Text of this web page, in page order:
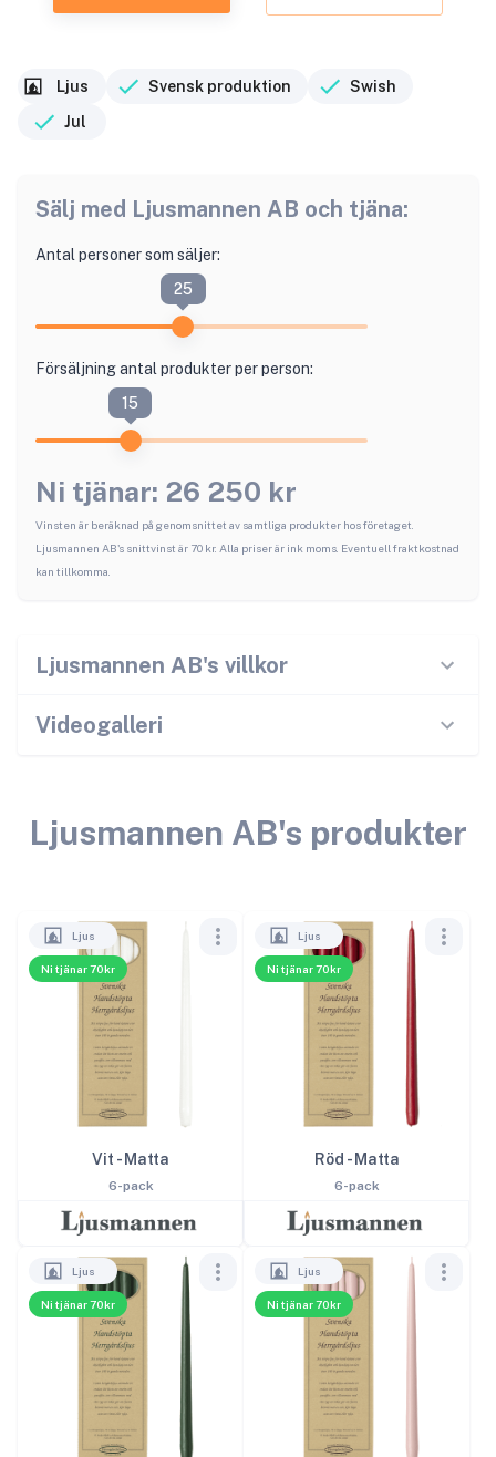
Ljus Svensk produktion
Swish
Jul
Sälj med Ljusmannen AB och tjäna:
Antal personer som säljer:
25
Försäljning antal produkter per person:
15
Ni tjänar: 26 250 kr
Vinsten är beräknad på genomsnittet av samtliga produkter hos företaget.
Ljusmannen AB's snittvinst är 70 kr. Alla priser är ink moms. Eventuell fraktkostnad
kan tillkomma.
Ljusmannen AB's villkor
Videogalleri
Ljusmannen AB's produkter
Ni tjänar 70kr
Ljus
Vit - Matta
6-pack
Ni tjänar 70kr
Ljus
Röd - Matta
6-pack
Ni tjänar 70kr
Ljus
Ni tjänar 70kr
Ljus